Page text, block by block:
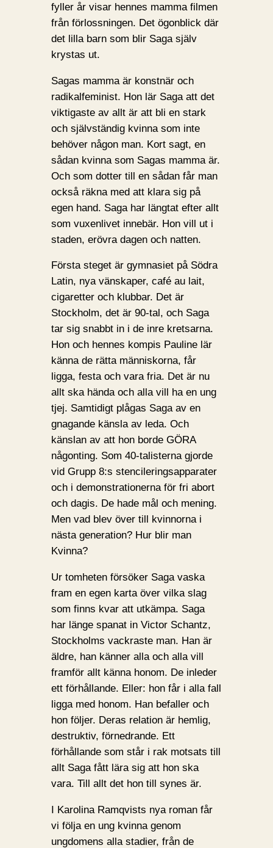
fyller år visar hennes mamma filmen
från förlossningen. Det ögonblick där
det lilla barn som blir Saga själv
krystas ut.
Sagas mamma är konstnär och
radikalfeminist. Hon lär Saga att det
viktigaste av allt är att bli en stark
och självständig kvinna som inte
behöver någon man. Kort sagt, en
sådan kvinna som Sagas mamma är.
Och som dotter till en sådan får man
också räkna med att klara sig på
egen hand. Saga har längtat efter allt
som vuxenlivet innebär. Hon vill ut i
staden, erövra dagen och natten.
Första steget är gymnasiet på Södra
Latin, nya vänskaper, café au lait,
cigaretter och klubbar. Det är
Stockholm, det är 90-tal, och Saga
tar sig snabbt in i de inre kretsarna.
Hon och hennes kompis Pauline lär
känna de rätta människorna, får
ligga, festa och vara fria. Det är nu
allt ska hända och alla vill ha en ung
tjej. Samtidigt plågas Saga av en
gnagande känsla av leda. Och
känslan av att hon borde GÖRA
någonting. Som 40-talisterna gjorde
vid Grupp 8:s stencileringsapparater
och i demonstrationerna för fri abort
och dagis. De hade mål och mening.
Men vad blev över till kvinnorna i
nästa generation? Hur blir man
Kvinna?
Ur tomheten försöker Saga vaska
fram en egen karta över vilka slag
som finns kvar att utkämpa. Saga
har länge spanat in Victor Schantz,
Stockholms vackraste man. Han är
äldre, han känner alla och alla vill
framför allt känna honom. De inleder
ett förhållande. Eller: hon får i alla fall
ligga med honom. Han befaller och
hon följer. Deras relation är hemlig,
destruktiv, förnedrande. Ett
förhållande som står i rak motsats till
allt Saga fått lära sig att hon ska
vara. Till allt det hon till synes är.
I Karolina Ramqvists nya roman får
vi följa en ung kvinna genom
ungdomens alla stadier, från de